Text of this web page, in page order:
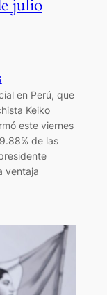
julio
en Perú, que
Keiko
este viernes
de las
ventaja